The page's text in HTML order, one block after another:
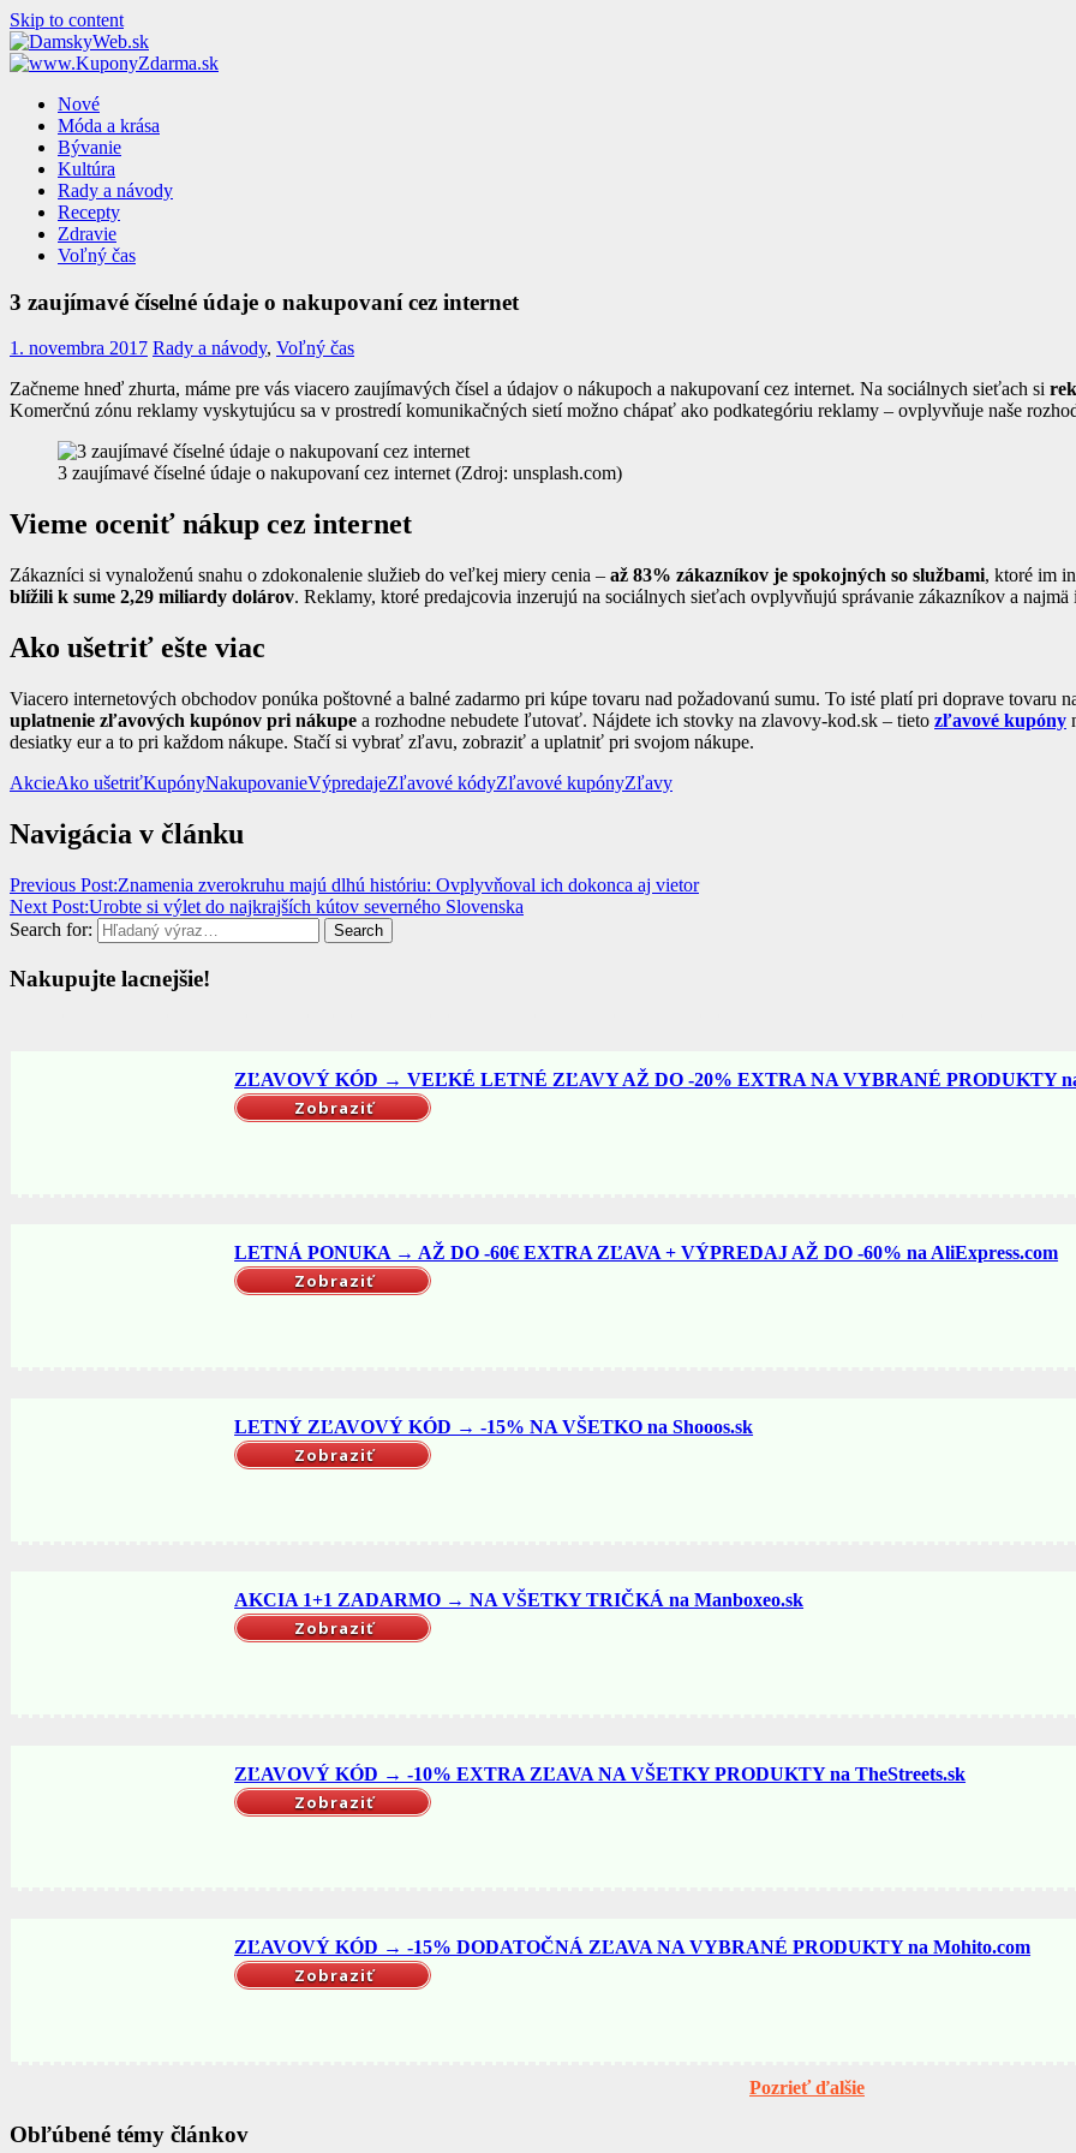
Skip to content
Nové
Móda a krása
Bývanie
Kultúra
Rady a návody
Recepty
Zdravie
Voľný čas
3 zaujímavé číselné údaje o nakupovaní cez internet
1. novembra 2017 Rady a návody, Voľný čas
Začneme hneď zhurta, máme pre vás viacero zaujímavých čísel a údajov o nákupoch a nakupovaní cez internet. Na sociálnych sieťach si
Komerčnú zónu reklamy vyskytujúcu sa v prostredí komunikačných sietí možno chápať ako podkategóriu reklamy – ovplyvňuje naše
3 zaujímavé číselné údaje o nakupovaní cez internet (Zdroj: unsplash.com)
Vieme oceniť nákup cez internet
Zákazníci si vynaloženú snahu o zdokonalenie služieb do veľkej miery cenia – až 83% zákazníkov je spokojných so službami, ktoré im
blížili k sume 2,29 miliardy dolárov. Reklamy, ktoré predajcovia inzerujú na sociálnych sieťach ovplyvňujú správanie zákazníkov a
Ako ušetriť ešte viac
Viacero internetových obchodov ponúka poštovné a balné zadarmo pri kúpe tovaru nad požadovanú sumu. To isté platí pri doprave tovaru
uplatnenie zľavových kupónov pri nákupe a rozhodne nebudete ľutovať. Nájdete ich stovky na zlavovy-kod.sk – tieto zľavové kupóny
desiatky eur a to pri každom nákupe. Stačí si vybrať zľavu, zobraziť a uplatniť pri svojom nákupe.
AkcieAko ušetriťKupónyNakupovanieVýpredajeZľavové kódyZľavové kupónyZľavy
Navigácia v článku
Previous Post:Znamenia zverokruhu majú dlhú históriu: Ovplyvňoval ich dokonca aj vietor
Next Post:Urobte si výlet do najkrajších kútov severného Slovenska
Search for:
Search
Nakupujte lacnejšie!
ZĽAVOVÝ KÓD → VEĽKÉ LETNÉ ZĽAVY AŽ DO -20% EXTRA NA VYBRANÉ PRODUKTY
Zobraziť
LETNÁ PONUKA → AŽ DO -60€ EXTRA ZĽAVA + VÝPREDAJ AŽ DO -60% na AliExpress.com
Zobraziť
LETNÝ ZĽAVOVÝ KÓD → -15% NA VŠETKO na Shooos.sk
Zobraziť
AKCIA 1+1 ZADARMO → NA VŠETKY TRIČKÁ na Manboxeo.sk
Zobraziť
ZĽAVOVÝ KÓD → -10% EXTRA ZĽAVA NA VŠETKY PRODUKTY na TheStreets.sk
Zobraziť
ZĽAVOVÝ KÓD → -15% DODATOČNÁ ZĽAVA NA VYBRANÉ PRODUKTY na Mohito.com
Zobraziť
Pozrieť ďalšie
Obľúbené témy článkov